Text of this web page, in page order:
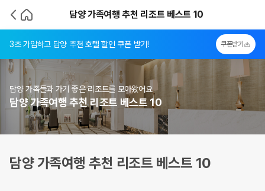
담양 가족여행 추천 리조트 베스트 10
3초 가입하고 담양 추천 호텔 할인 쿠폰 받기! 쿠폰받기
담양 가족들과 가기 좋은 리조트를 모아왔어요
담양 가족여행 추천 리조트 베스트 10
담양 가족여행 추천 리조트 베스트 10